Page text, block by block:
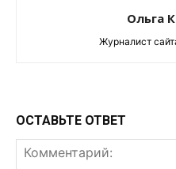
Ольга
Журналист
ОСТАВЬТЕ ОТВЕТ